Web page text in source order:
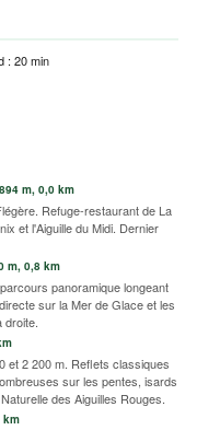
: 20 min
m, 0,0 km
Refuge-restaurant de La
et l'Aiguille du Midi. Dernier
m, 0,8 km
panoramique longeant
sur la Mer de Glace et les
droite.
et 2 200 m. Reflets classiques
sur les pentes, isards
des Aiguilles Rouges.
km